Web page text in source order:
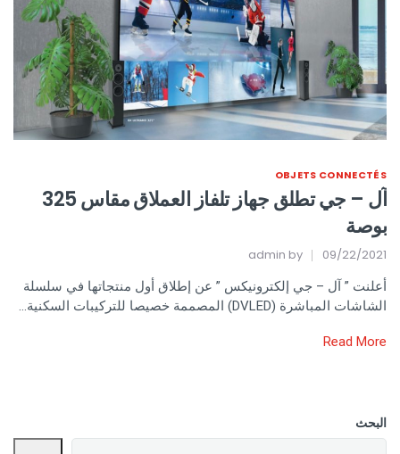
OBJETS CONNECTÉS
آل – جي تطلق جهاز تلفاز العملاق مقاس 325
بوصة
09/22/2021
admin
أعلنت ” آل – جي إلكترونيكس ” عن إطلاق أول منتجاتها في سلسلة
الشاشات المباشرة (DVLED) المصممة خصيصا للتركيبات السكنية…
Read More
البحث